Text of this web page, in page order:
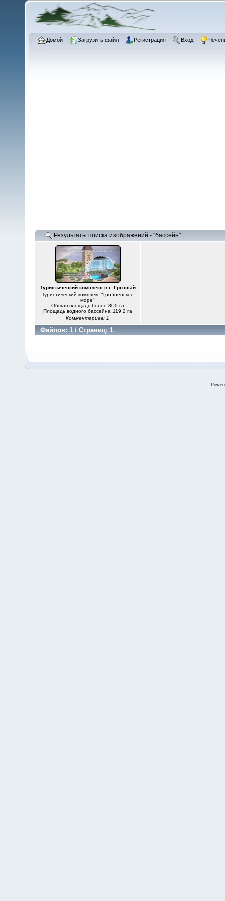
Домой Загрузить файл Регистрация Вход
Результаты поиска изображений - "бассейн"
Туристический комплекс в г. Грозный
Туристический комплекс "Грозненское
море"
Общая площадь более 300 га
Площадь водного бассейна 119,2 га
Комментариев: 1
Файлов: 1 / Страниц: 1